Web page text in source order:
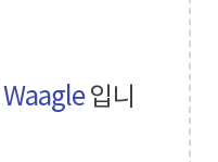
Waagle입니